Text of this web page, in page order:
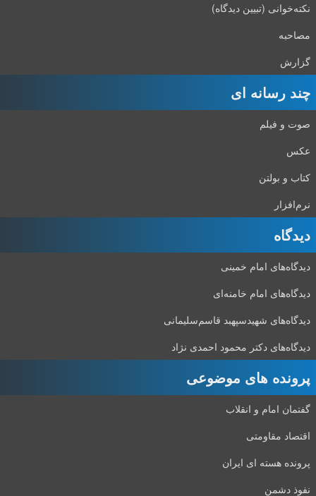
نکته‌خوانی (تبیین دیدگاه)
مصاحبه
گزارش
چند رسانه ای
صوت و فیلم
عکس
کتاب و بولتن
نرم‌افزار
دیدگاه‌
دیدگاه‌های امام خمینی
دیدگاه‌های امام خامنه‌ای
دیدگاه‌های شهید‌سپهبد قاسم‌سلیمانی
دیدگاه‌های دکتر محمود احمدی نژاد
پرونده های موضوعی
گفتمان امام و انقلاب
اقتصاد مقاومتی
پرونده هسته ای ایران
نفوذ دشمن